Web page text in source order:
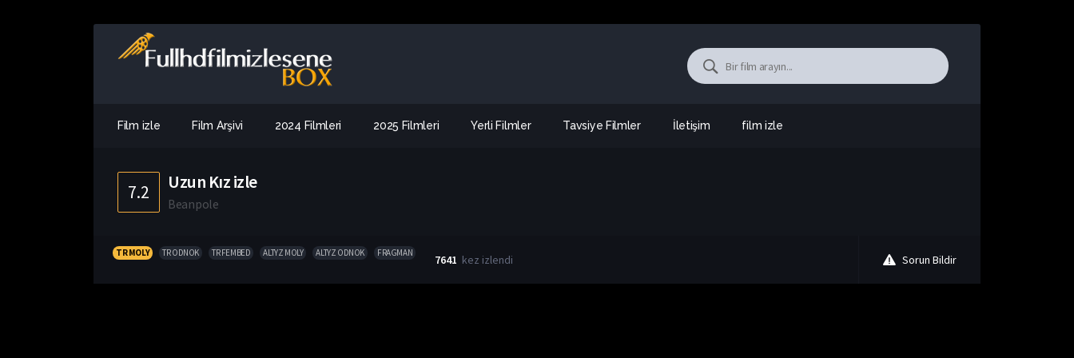
Film izle Film Arşivi 2024 Filmleri 2025 Filmleri Yerli Filmler Tavsiye Filmler İletişim film izle
7.2 Uzun Kız izle
Beanpole
TR MOLY TR ODNOK TR FEMBED ALTYZ MOLY ALTYZ ODNOK FRAGMAN 7641 kez izlendi Sorun Bildir